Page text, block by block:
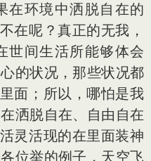
在环境中洒脱自在的
在呢？真正的无我，
世间生活所能够体会
的状况，那些状况都
面；所以，哪怕是我
洒脱自在、自由自在
灵活现的在里面装神
位举的例子，天空飞